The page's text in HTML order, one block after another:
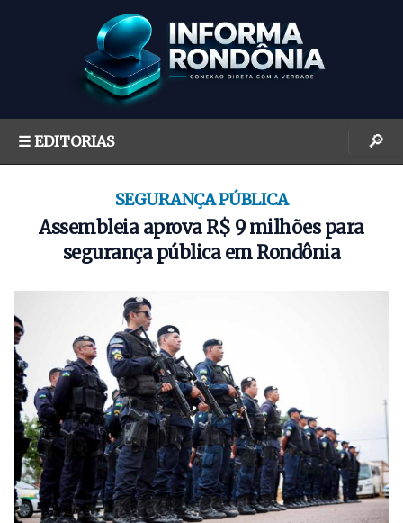
☰ EDITORIAS 🔎
SEGURANÇA PÚBLICA
Assembleia aprova R$ 9 milhões para
segurança pública em Rondônia